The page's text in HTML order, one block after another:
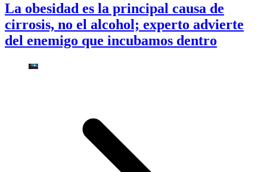
La obesidad es la principal causa de
cirrosis, no el alcohol; experto advierte
del enemigo que incubamos dentro